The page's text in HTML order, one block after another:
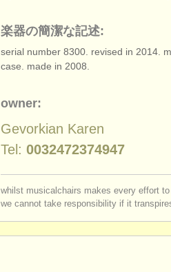
楽器の簡潔な記述:
serial number 8300. revised in 2014.
case. made in 2008.
owner:
Gevorkian Karen
Tel: 0032472374947
whilst musicalchairs makes every effort
we cannot take responsibility if it